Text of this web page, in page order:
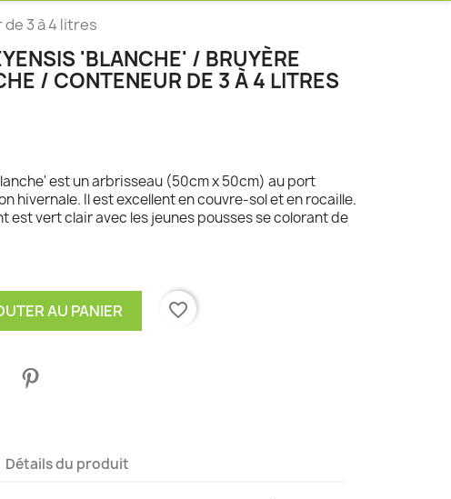
3 à 4 litres
'BLANCHE' / BRUYÈRE
/ CONTENEUR DE 3 À 4 LITRES
est un arbrisseau (50cm x 50cm) au port
hivernale. Il est excellent en couvre-sol et en rocaille.
est vert clair avec les jeunes pousses se colorant de
AU PANIER favorite_border
Détails du produit